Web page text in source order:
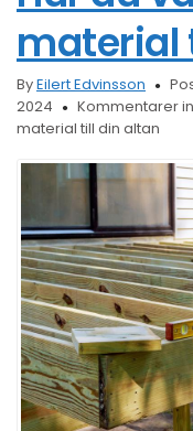
material
ByEilert Edvinsson
2024
Kommentarer
material till din altan